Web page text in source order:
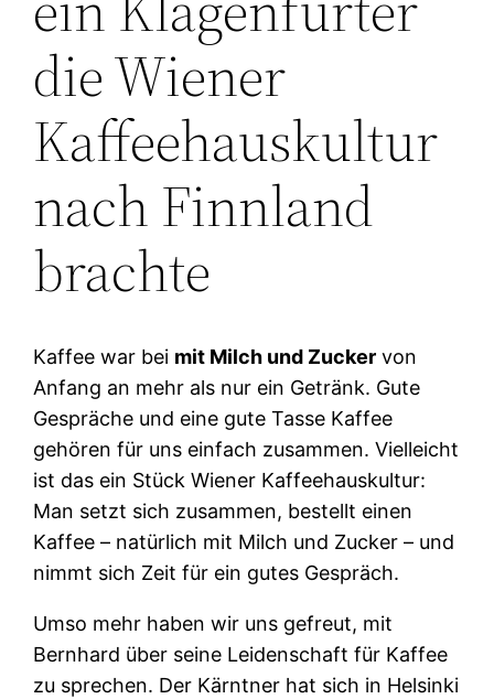
die Wiener
Kaffeehauskultur
nach Finnland
brachte
Kaffee war bei mit Milch und Zucker von
Anfang an mehr als nur ein Getränk. Gute
Gespräche und eine gute Tasse Kaffee
gehören für uns einfach zusammen. Vielleicht
ist das ein Stück Wiener Kaffeehauskultur:
Man setzt sich zusammen, bestellt einen
Kaffee – natürlich mit Milch und Zucker – und
nimmt sich Zeit für ein gutes Gespräch.
Umso mehr haben wir uns gefreut, mit
Bernhard über seine Leidenschaft für Kaffee
zu sprechen. Der Kärntner hat sich in Helsinki